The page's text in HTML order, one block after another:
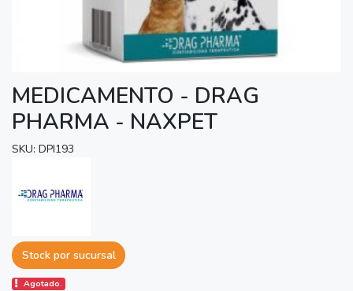
MEDICAMENTO - DRAG
PHARMA - NAXPET
SKU: DPI193
Stock por sucursal
Agotado.